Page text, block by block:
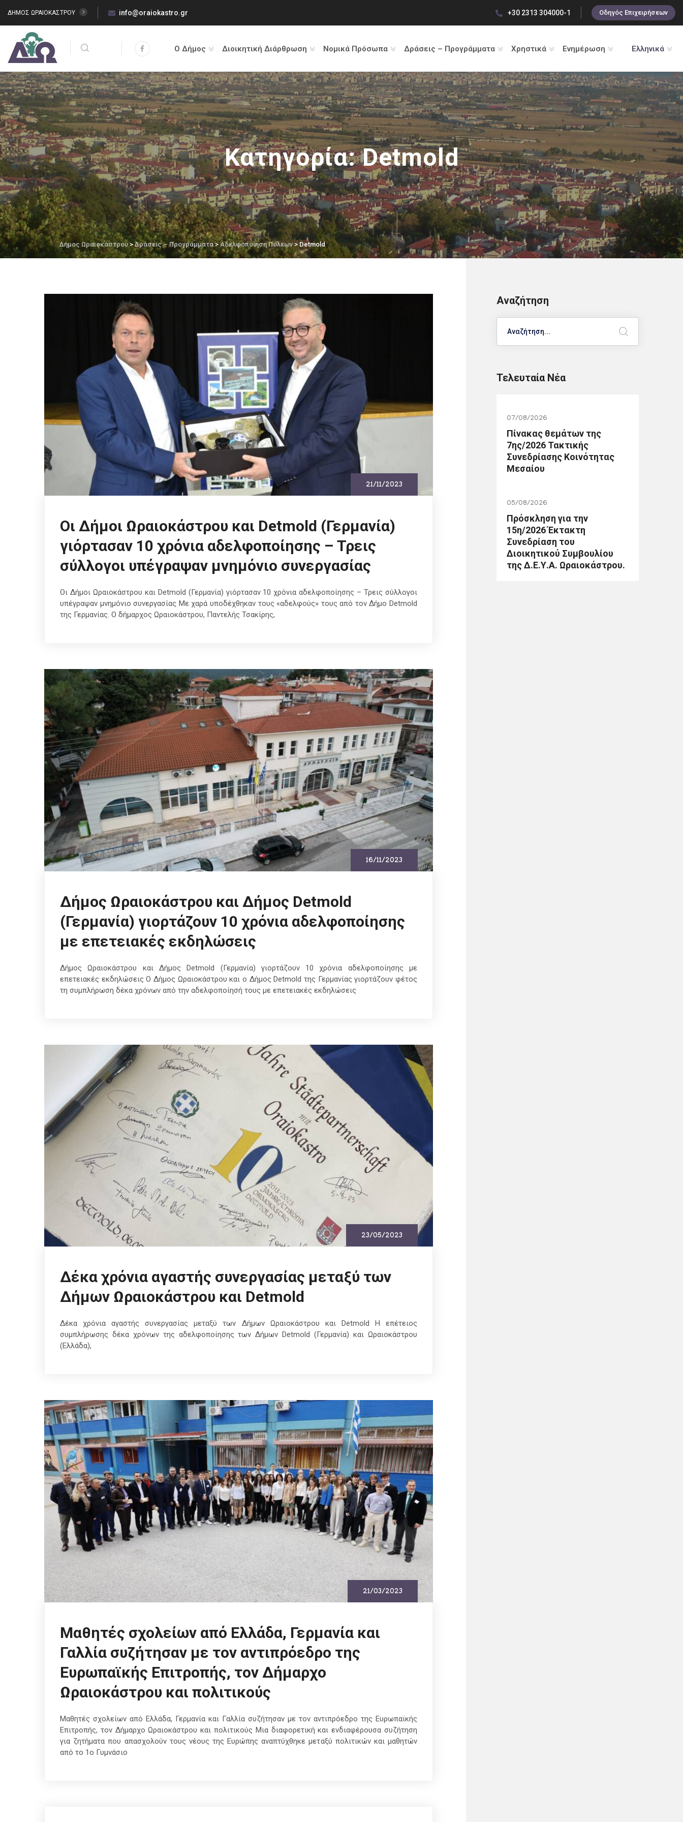
ΔΗΜΟΣ ΩΡΑΙΟΚΑΣΤΡΟΥ info@oraiokastro.gr +30 2313 304000-1 Οδηγός Επιχειρήσεων
Ο Δήμος Διοικητική Διάρθρωση Νομικά Πρόσωπα Δράσεις – Προγράμματα Χρηστικά Ενημέρωση Ελληνικά
Κατηγορία:Detmold
Δήμος Ωραιοκάστρου>Δράσεις – Προγράμματα>Αδελφοποίηση Πόλεων > Detmold
21/11/2023
Οι Δήμοι Ωραιοκάστρου και Detmold (Γερμανία)
γιόρτασαν 10 χρόνια αδελφοποίησης – Τρεις
σύλλογοι υπέγραψαν μνημόνιο συνεργασίας
Οι Δήμοι Ωραιοκάστρου και Detmold (Γερμανία) γιόρτασαν 10 χρόνια αδελφοποίησης – Τρεις σύλλογοι
υπέγραψαν μνημόνιο συνεργασίας Με χαρά υποδέχθηκαν τους «αδελφούς» τους από τον Δήμο Detmold
της Γερμανίας. Ο δήμαρχος Ωραιοκάστρου, Παντελής Τσακίρης,
16/11/2023
Δήμος Ωραιοκάστρου και Δήμος Detmold
(Γερμανία) γιορτάζουν 10 χρόνια αδελφοποίησης
με επετειακές εκδηλώσεις
Δήμος Ωραιοκάστρου και Δήμος Detmold (Γερμανία) γιορτάζουν 10 χρόνια αδελφοποίησης με
επετειακές εκδηλώσεις Ο Δήμος Ωραιοκάστρου και ο Δήμος Detmold της Γερμανίας γιορτάζουν φέτος
τη συμπλήρωση δέκα χρόνων από την αδελφοποίησή τους με επετειακές εκδηλώσεις
23/05/2023
Δέκα χρόνια αγαστής συνεργασίας μεταξύ των
Δήμων Ωραιοκάστρου και Detmold
Δέκα χρόνια αγαστής συνεργασίας μεταξύ των Δήμων Ωραιοκάστρου και Detmold Η επέτειος
συμπλήρωσης δέκα χρόνων της αδελφοποίησης των Δήμων Detmold (Γερμανία) και Ωραιοκάστρου
(Ελλάδα),
21/03/2023
Μαθητές σχολείων από Ελλάδα, Γερμανία και
Γαλλία συζήτησαν με τον αντιπρόεδρο της
Ευρωπαϊκής Επιτροπής, τον Δήμαρχο
Ωραιοκάστρου και πολιτικούς
Μαθητές σχολείων από Ελλάδα, Γερμανία και Γαλλία συζήτησαν με τον αντιπρόεδρο της Ευρωπαϊκής
Επιτροπής, τον Δήμαρχο Ωραιοκάστρου και πολιτικούς Μια διαφορετική και ενδιαφέρουσα συζήτηση
για ζητήματα που απασχολούν τους νέους της Ευρώπης αναπτύχθηκε μεταξύ πολιτικών και μαθητών
από το 1ο Γυμνάσιο
Αναζήτηση
Τελευταία Νέα
07/08/2026
Πίνακας θεμάτων της
7ης/2026 Τακτικής
Συνεδρίασης Κοινότητας
Μεσαίου
05/08/2026
Πρόσκληση για την
15η/2026 Έκτακτη
Συνεδρίαση του
Διοικητικού Συμβουλίου
της Δ.Ε.Υ.Α. Ωραιοκάστρου.